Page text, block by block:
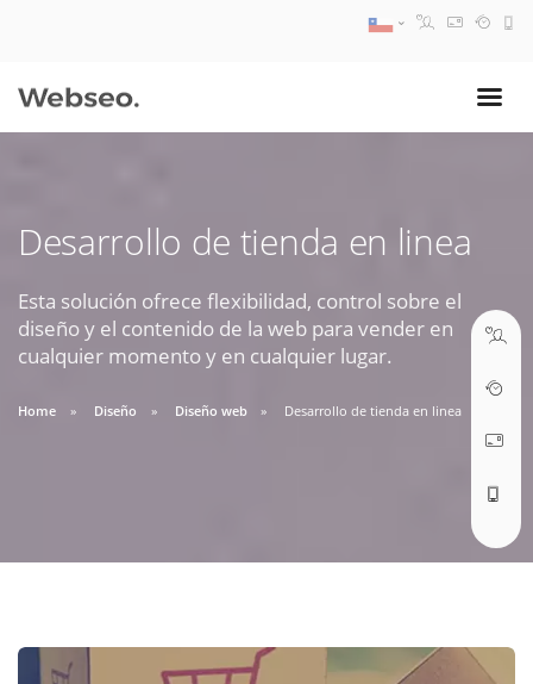
Desarrollo de tienda en linea
Esta solución ofrece flexibilidad, control sobre el
diseño y el contenido de la web para vender en
cualquier momento y en cualquier lugar.
Home Diseño Diseño web Desarrollo de tienda en linea
09:30 AM A 18:30 PM
soporte@webseo.cl
ABRIR TICKET